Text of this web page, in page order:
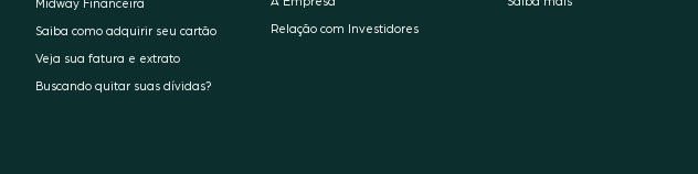
Saiba como adquirir seu cartão
Veja sua fatura e extrato
Buscando quitar suas dívidas?
Relação com Investidores